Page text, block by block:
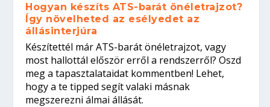
Hogyan készíts ATS-barát önéletrajzot?
Így növelheted az esélyedet az
állásinterjúra
Készítettél már ATS-barát önéletrajzot, vagy
most hallottál először erről a rendszerről? Oszd
meg a tapasztalataidat kommentben! Lehet,
hogy a te tipped segít valaki másnak
megszerezni álmai állását.